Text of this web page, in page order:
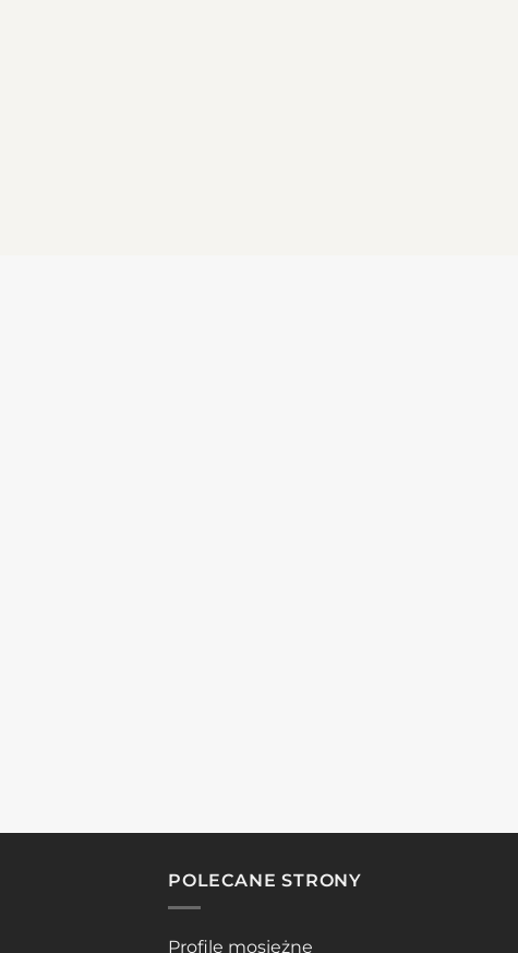
POLECANE STRONY
Profile mosiężne